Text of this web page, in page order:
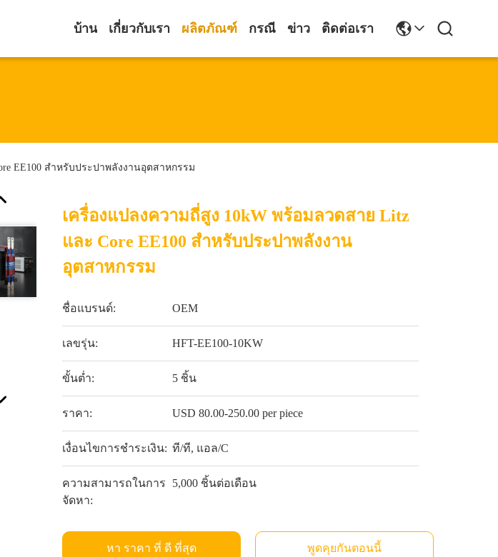
บ้าน เกี่ยวกับเรา ผลิตภัณฑ์ กรณี ข่าว ติดต่อเรา
EE100 สําหรับประปาพลังงานอุตสาหกรรม
เครื่องแปลงความถี่สูง 10kW พร้อมลวดสาย Litz
และ Core EE100 สําหรับประปาพลังงาน
อุตสาหกรรม
ชื่อแบรนด์: OEM
เลขรุ่น: HFT-EE100-10KW
ขั้นต่ำ: 5 ชิ้น
ราคา: USD 80.00-250.00 per piece
เงื่อนไขการชำระเงิน: ที/ที, แอล/C
ความสามารถในการ
จัดหา:
5,000 ชิ้นต่อเดือน
หา ราคา ที่ ดี ที่สุด พูดคุยกันตอนนี้